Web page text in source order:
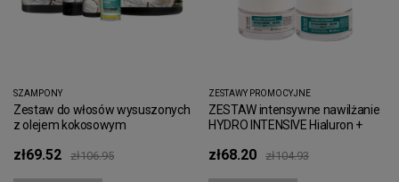
SZAMPONY
Zestaw do włosów wysuszonych
z olejem kokosowym
zł69.52 zł106.95
ZESTAWY PROMOCYJNE
ZESTAW intensywne nawilżanie
HYDRO INTENSIVE Hialuron +
zł68.20 zł104.93